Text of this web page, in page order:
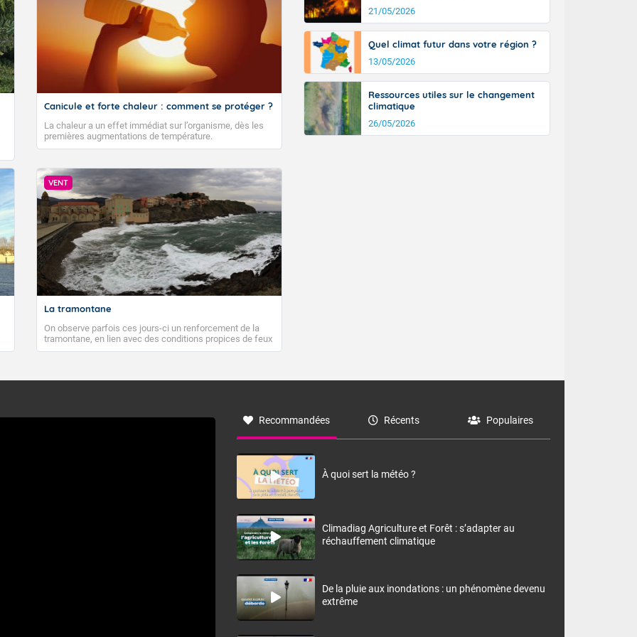
Canicule et forte chaleur : comment se protéger ?
La chaleur a un effet immédiat sur l’organisme, dès les
premières augmentations de température.
VENT
La tramontane
On observe parfois ces jours-ci un renforcement de la
tramontane, en lien avec des conditions propices de feux
de forêt. Mais qu'est-ce que la tramontane ? Quelles sont
à nord-ouest, dans un secteur qui part du Roussillon à la
monts, en allusion aux régions montagneuses d’où
21/05/2026
Quel climat futur dans votre région ?
13/05/2026
Ressources utiles sur le changement
climatique
26/05/2026
Recommandées Récents Populaires
À quoi sert la météo ?
Climadiag Agriculture et Forêt : s’adapter au
réchauffement climatique
De la pluie aux inondations : un phénomène devenu
extrême